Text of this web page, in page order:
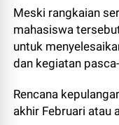
Meski rangkaian
mahasiswa
untuk
dan kegiatan
Rencana
akhir Februari atau